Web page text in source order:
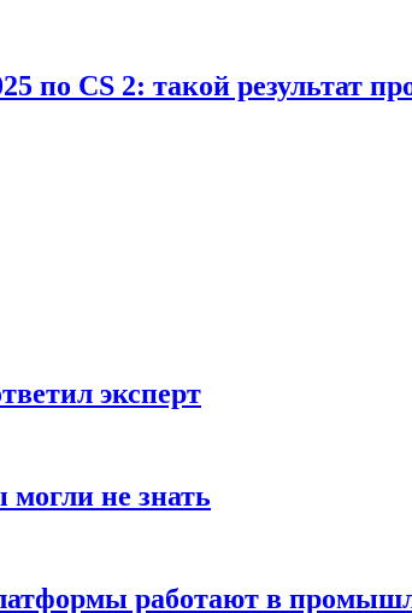
по CS 2: такой результат
эксперт
не знать
работают в